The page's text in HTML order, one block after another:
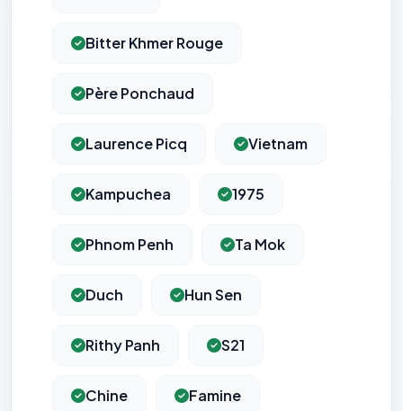
Bitter Khmer Rouge
Père Ponchaud
Laurence Picq Vietnam
Kampuchea 1975
Phnom Penh Ta Mok
Duch Hun Sen
Rithy Panh S21
Chine Famine